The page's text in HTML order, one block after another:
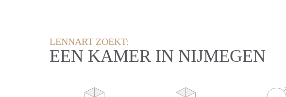
LENNART ZOEKT:
EEN KAMER IN NIJMEGEN